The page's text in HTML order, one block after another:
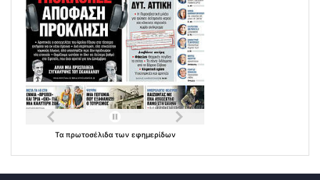
Τα πρωτοσέλιδα των εφημερίδων